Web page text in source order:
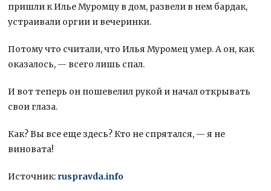
пришли к Илье Муромцу в дом, развели в нем бардак,
устраивали оргии и вечеринки.
Потому что считали, что Илья Муромец умер. А он, как
оказалось, — всего лишь спал.
И вот теперь он пошевелил рукой и начал открывать
свои глаза.
Как? Вы все еще здесь? Кто не спрятался, — я не
виновата!
Источник: ruspravda.info